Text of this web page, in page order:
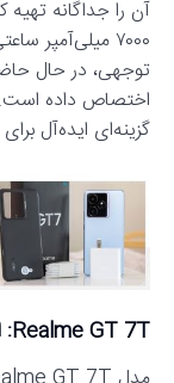
توجهی، در حال
اختصاص داده است.
گزینه‌ای ایده‌آل
Realme GT 7T: اقتصادی اما قدرتمند و مقاوم